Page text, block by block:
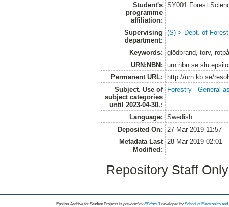
Student's
programme
affiliation:
SY001 Forest
Supervising
department:
(S) > Dept. of
Keywords:
glödbrand, torv,
URN:NBN:
Permanent URL:
http://urn.kb.se/
Subject. Use of
subject categories
until 2023-04-30.:
Forestry - General
Language:
Swedish
Deposited On:
27 Mar 2019 11:57
Metadata Last
Modified:
28 Mar 2019 02:01
Repository Staff
Epsilon Archive for Student Projects is powored byEPrints 3 developed by School of Electronics